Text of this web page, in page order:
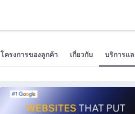
โครงการของลูกค้า เกี่ยวกับ บริการแ